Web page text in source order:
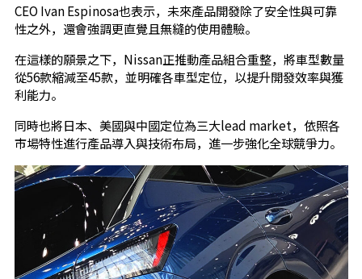
CEO Ivan Espinosa也表示，未來產品開發除了安全性與可靠
性之外，還會強調更直覺且無縫的使用體驗。
在這樣的願景之下，Nissan正推動產品組合重整，將車型數量
從56款縮減至45款，並明確各車型定位，以提升開發效率與獲
利能力。
同時也將日本、美國與中國定位為三大lead market，依照各
市場特性進行產品導入與技術布局，進一步強化全球競爭力。